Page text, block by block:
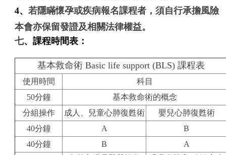
4、若隱瞞懷孕或疾病報名課程者，須自行承擔風險
本會亦保留發證及相關法律權益。
七、課程時間表：
基本救命術 Basic life support (BLS) 課程表
使用時間
科目
50分鐘
基本救命術的概念
分組操作
成人、兒童心肺復甦術
嬰兒心肺復甦術
40分鐘
A
B
40分鐘
B A